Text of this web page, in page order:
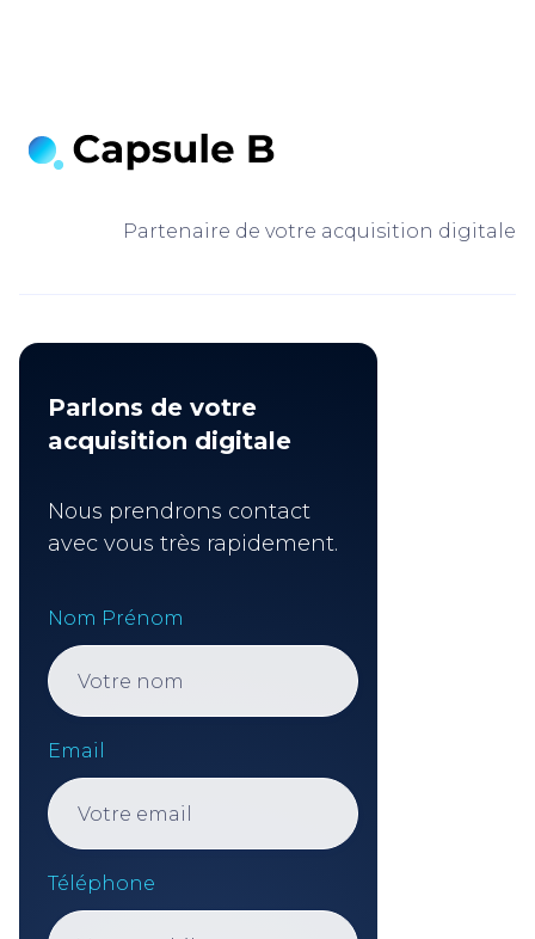
Partenaire de votre acquisition digitale
Parlons de votre
acquisition digitale
Nous prendrons contact
avec vous très rapidement.
Nom Prénom
Email
Téléphone